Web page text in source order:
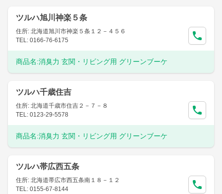
ツルハ旭川神楽５条
住所: 北海道旭川市神楽５条１２－４５６
TEL: 0166-76-6175
商品名:消臭力 玄関・リビング用 グリーンブーケ
ツルハ千歳住吉
住所: 北海道千歳市住吉２－７－８
TEL: 0123-29-5578
商品名:消臭力 玄関・リビング用 グリーンブーケ
ツルハ帯広西五条
住所: 北海道帯広市西五条南１８－１２
TEL: 0155-67-8144